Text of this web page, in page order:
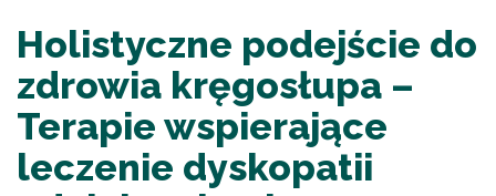
Holistyczne podejście do
zdrowia kręgosłupa –
Terapie wspierające
leczenie dyskopatii